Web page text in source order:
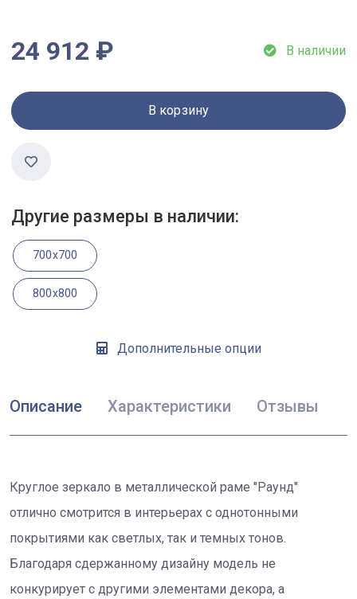
24 912 ₽ В наличии
В корзину
Другие размеры в наличии:
700x700
800x800
Дополнительные опции
Описание Характеристики Отзывы
Круглое зеркало в металлической раме "Раунд"
отлично смотрится в интерьерах с однотонными
покрытиями как светлых, так и темных тонов.
Благодаря сдержанному дизайну модель не
конкурирует с другими элементами декора, а